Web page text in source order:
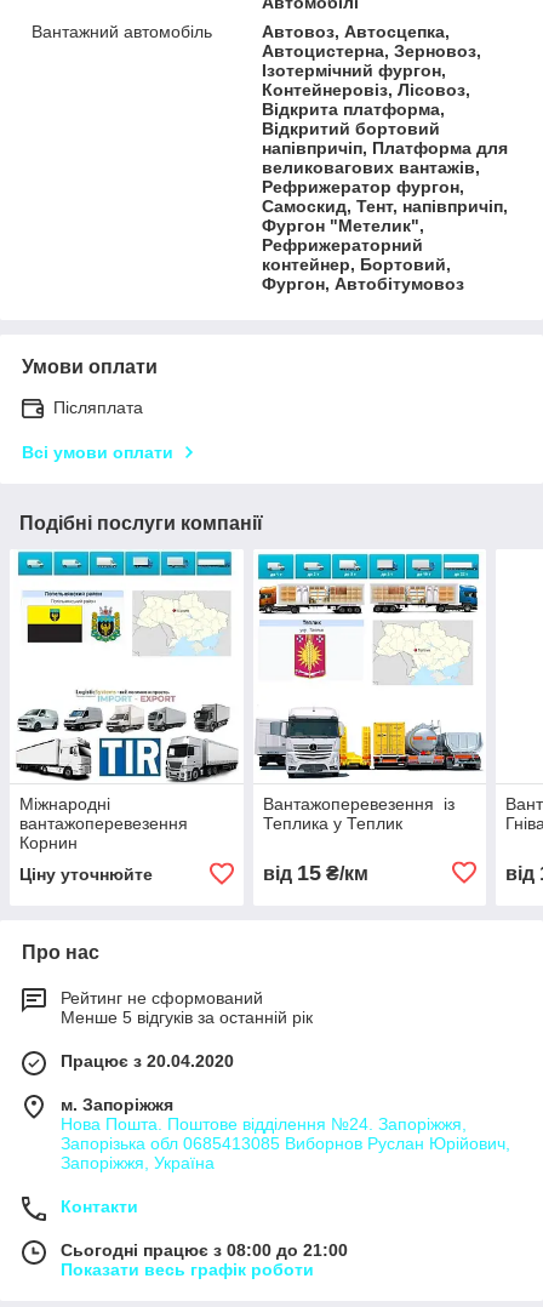
Вантажний автомобіль
Автовоз, Автосцепка,
Автоцистерна, Зерновоз,
Ізотермічний фургон,
Контейнеровіз, Лісовоз,
Відкрита платформа,
Відкритий бортовий
напівпричіп, Платформа для
великовагових вантажів,
Рефрижератор фургон,
Самоскид, Тент, напівпричіп,
Фургон "Метелик",
Рефрижераторний
контейнер, Бортовий,
Фургон, Автобітумовоз
Умови оплати
Післяплата
Всі умови оплати
Подібні послуги компанії
Міжнародні
вантажоперевезення
Корнин
Ціну уточнюйте
Вантажоперевезення із
Теплика у Теплик
від 15₴/км від
Про нас
Рейтинг не сформований
Менше 5 відгуків за останній рік
Працює з 20.04.2020
м. Запоріжжя
Нова Пошта. Поштове відділення №24. Запоріжжя,
Запорізька обл 0685413085 Виборнов Руслан Юрійович,
Запоріжжя, Україна
Контакти
Сьогодні працює з 08:00 до 21:00
Показати весь графік роботи